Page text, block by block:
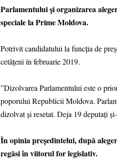
Parlamentului și organizarea
speciale la Prime Moldova.
Potrivit candidatului la funcția de
cetățeni în februarie 2019.
”Dizolvarea Parlamentului este o
poporului Republicii Moldova.
dizolvat și resetat. Deja 19 deputați
În opinia președintelui, după
regăsi în viitorul for legislativ.